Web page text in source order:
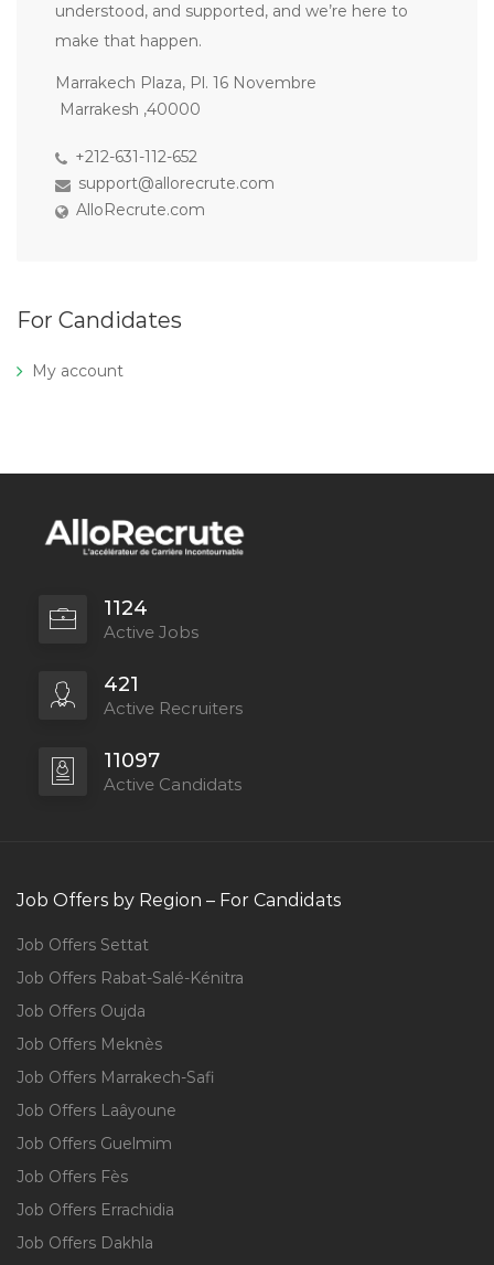
understood, and supported, and we’re here to
make that happen.
Marrakech Plaza, Pl. 16 Novembre
Marrakesh ,40000
+212-631-112-652
support@allorecrute.com
AlloRecrute.com
For Candidates
My account
1124
Active Jobs
421
Active Recruiters
11097
Active Candidats
Job Offers by Region – For Candidats
Job Offers Settat
Job Offers Rabat-Salé-Kénitra
Job Offers Oujda
Job Offers Meknès
Job Offers Marrakech-Safi
Job Offers Laâyoune
Job Offers Guelmim
Job Offers Fès
Job Offers Errachidia
Job Offers Dakhla